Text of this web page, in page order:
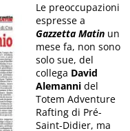
Le preoccupazioni
espresse a
Gazzetta Matin un
mese fa, non sono
solo sue, del
collega David
Alemannidel
Totem Adventure
Rafting di Pré-
Saint-Didier, ma